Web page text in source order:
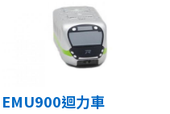
EMU900迴力車